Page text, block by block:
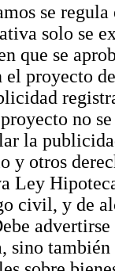
se
solo se
que se
el proyecto
no
la
y otros
Ley
civil, y de
advertirse
sino